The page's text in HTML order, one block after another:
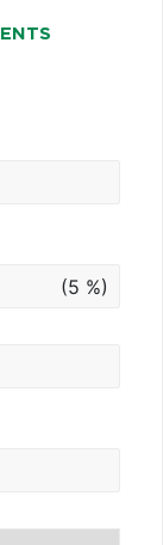
(5 %)